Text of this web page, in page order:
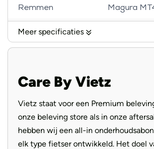
Remmen Magura
Banden
Voorvork Suntour
Zadel
Meer specificaties
Care By Vietz
Vietz staat voor een Premium
onze beleving store als in onze
hebben wij een all-in
elk type fietser ontwikkeld. Het doel